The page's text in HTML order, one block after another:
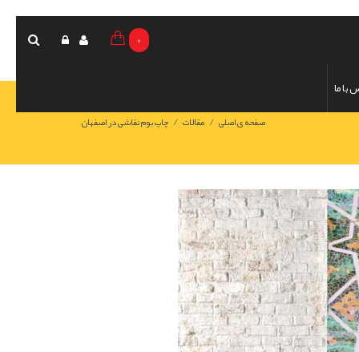
با ما
0
صفحه ی اصلی / مقالات / چاپ بوم نقاشی در اصفهان